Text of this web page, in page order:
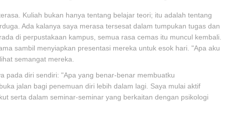
Kuliah bukan hanya tentang belajar teori; itu adalah tentang
Ada kalanya saya merasa tersesat dalam tumpukan tugas dan
di perpustakaan kampus, semua rasa cemas itu muncul kembali.
sambil menyiapkan presentasi mereka untuk esok hari. "Apa aku
semangat mereka.
pada diri sendiri: "Apa yang benar-benar membuatku
jalan bagi penemuan diri lebih dalam lagi. Saya mulai aktif
serta dalam seminar-seminar yang berkaitan dengan psikologi